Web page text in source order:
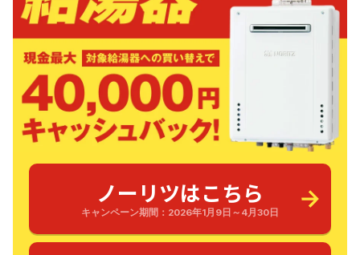
ノーリツはこちら
キャンペーン期間：2026年1月9日～4月30日